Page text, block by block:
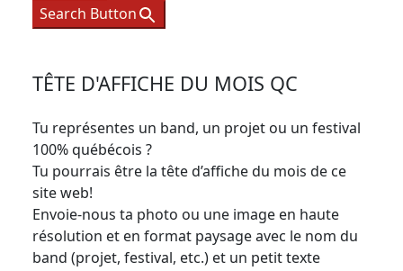
Search Button
TÊTE D'AFFICHE DU MOIS QC
Tu représentes un band, un projet ou un festival
100% québécois ?
Tu pourrais être la tête d’affiche du mois de ce
site web!
Envoie-nous ta photo ou une image en haute
résolution et en format paysage avec le nom du
band (projet, festival, etc.) et un petit texte